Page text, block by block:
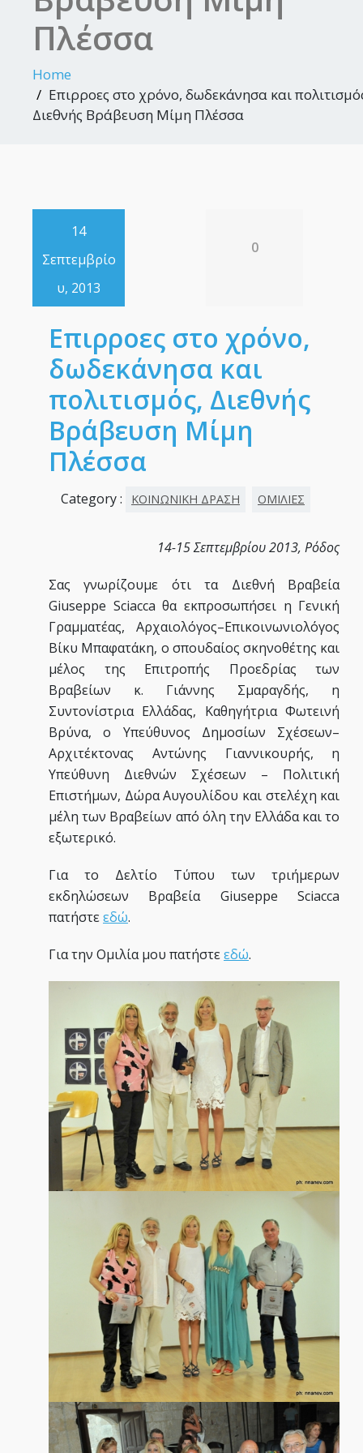
Πλέσσα
Home
Επιρροες στο χρόνο, δωδεκάνησα και
Διεθνής Βράβευση Μίμη Πλέσσα
14
Σεπτεμβρίο
υ, 2013
0
Επιρροες στο χρόνο,
δωδεκάνησα και
πολιτισμός, Διεθνής
Βράβευση Μίμη
Πλέσσα
Category : ΚΟΙΝΩΝΙΚΗ ΔΡΑΣΗ ΟΜΙΛΙΕΣ
14-15 Σεπτεμβρίου 2013, Ρόδος
Σας γνωρίζουμε ότι τα Διεθνή Βραβεία
Giuseppe Sciacca θα εκπροσωπήσει η Γενική
Γραμματέας, Αρχαιολόγος–Επικοινωνιολόγος
Βίκυ Μπαφατάκη, ο σπουδαίος σκηνοθέτης και
μέλος της Επιτροπής Προεδρίας των
Βραβείων κ. Γιάννης Σμαραγδής, η
Συντονίστρια Ελλάδας, Καθηγήτρια Φωτεινή
Βρύνα, ο Υπεύθυνος Δημοσίων Σχέσεων–
Αρχιτέκτονας Αντώνης Γιαννικουρής, η
Υπεύθυνη Διεθνών Σχέσεων – Πολιτική
Επιστήμων, Δώρα Αυγουλίδου και στελέχη και
μέλη των Βραβείων από όλη την Ελλάδα και το
εξωτερικό.
Για το Δελτίο Τύπου των τριήμερων
εκδηλώσεων Βραβεία Giuseppe Sciacca
πατήστεεδώ.
Για την Ομιλία μου πατήστεεδώ.